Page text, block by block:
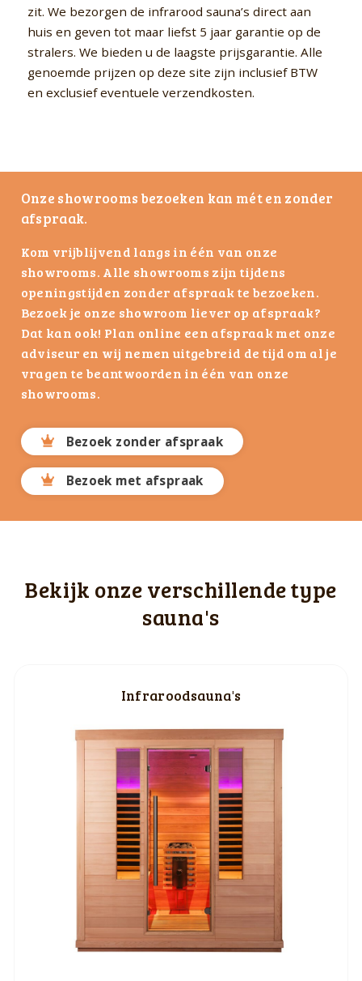
zit. We bezorgen de infrarood sauna’s direct aan
huis en geven tot maar liefst 5 jaar garantie op de
stralers. We bieden u de laagste prijsgarantie. Alle
genoemde prijzen op deze site zijn inclusief BTW
en exclusief eventuele verzendkosten.
Onze showrooms bezoeken kan mét en zonder
afspraak.
Kom vrijblijvend langs in één van onze
showrooms. Alle showrooms zijn tijdens
openingstijden zonder afspraak te bezoeken.
Bezoek je onze showroom liever op afspraak?
Dat kan ook! Plan online een afspraak met onze
adviseur en wij nemen uitgebreid de tijd om al je
vragen te beantwoorden in één van onze
showrooms.
Bezoek zonder afspraak
Bezoek met afspraak
Bekijk onze verschillende type
sauna's
Infraroodsauna's